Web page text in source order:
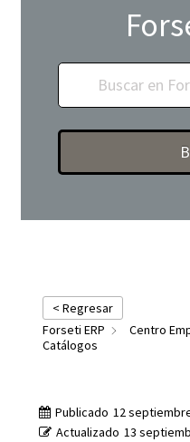
< Regresar
Forseti ERP
Centro
Catálogos
Publicado 12
Actualizado 13